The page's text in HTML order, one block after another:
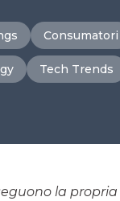
Consumatori
Tech Trends
la